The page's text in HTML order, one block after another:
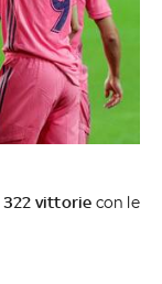
322 vittorie con le